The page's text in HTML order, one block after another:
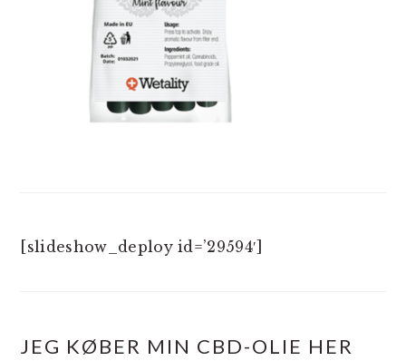
[slideshow_deploy id=’29594′]
JEG KØBER MIN CBD-OLIE HER